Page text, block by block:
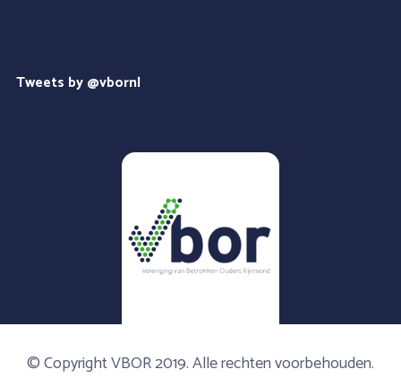
Tweets by @vbornl
© Copyright VBOR 2019. Alle rechten voorbehouden.